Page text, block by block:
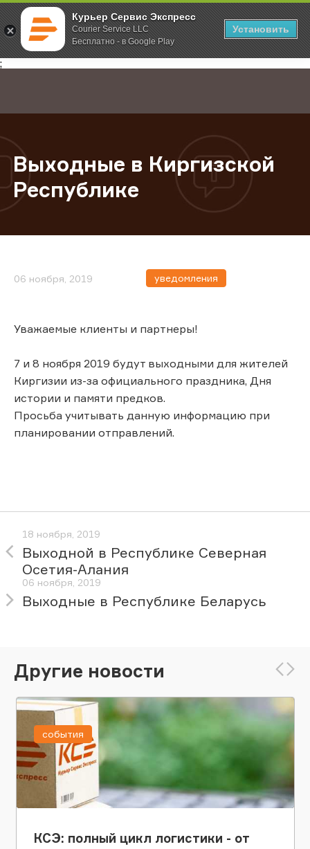
Курьер Сервис Экспресс
Courier Service LLC
Бесплатно - в Google Play
Установить
;
Главная О компании Новости Выходные в Киргизской
Выходные в Киргизской
Республике
06 ноября, 2019 уведомления
Уважаемые клиенты и партнеры!
7 и 8 ноября 2019 будут выходными для жителей
Киргизии из-за официального праздника, Дня
истории и памяти предков.
Просьба учитывать данную информацию при
планировании отправлений.
18 ноября, 2019
Выходной в Республике Северная
Осетия-Алания
06 ноября, 2019
Выходные в Республике Беларусь
Другие новости
КСЭ: полный цикл логистики - от
события